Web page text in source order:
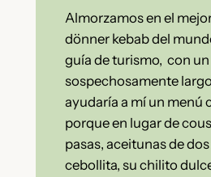
Almorzamos en el
dönner kebab del
guía de turismo, con
sospechosamente
ayudaría a mí un menú
porque en lugar de
pasas, aceitunas de
cebollita, su chilito